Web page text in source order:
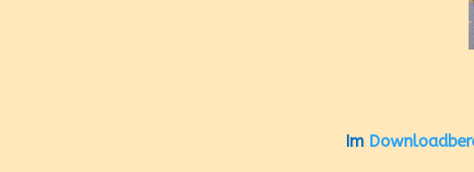
Im